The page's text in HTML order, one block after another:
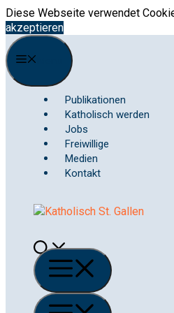
Diese Webseite verwendet
akzeptieren
Springe
zum
Inhalt
Publikationen
Katholisch werden
Jobs
Freiwillige
Medien
Kontakt
Menü